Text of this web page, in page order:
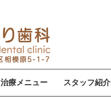
治療メニュー スタッフ紹介